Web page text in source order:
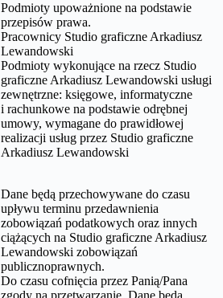
Podmioty upoważnione na podstawie
przepisów prawa.
Pracownicy Studio graficzne Arkadiusz
Lewandowski
Podmioty wykonujące na rzecz Studio
graficzne Arkadiusz Lewandowski usługi
zewnętrzne: księgowe, informatyczne
i rachunkowe na podstawie odrębnej
umowy, wymagane do prawidłowej
realizacji usług przez Studio graficzne
Arkadiusz Lewandowski
Dane będą przechowywane do czasu
upływu terminu przedawnienia
zobowiązań podatkowych oraz innych
ciążących na Studio graficzne Arkadiusz
Lewandowski zobowiązań
publicznoprawnych.
Do czasu cofnięcia przez Panią/Pana